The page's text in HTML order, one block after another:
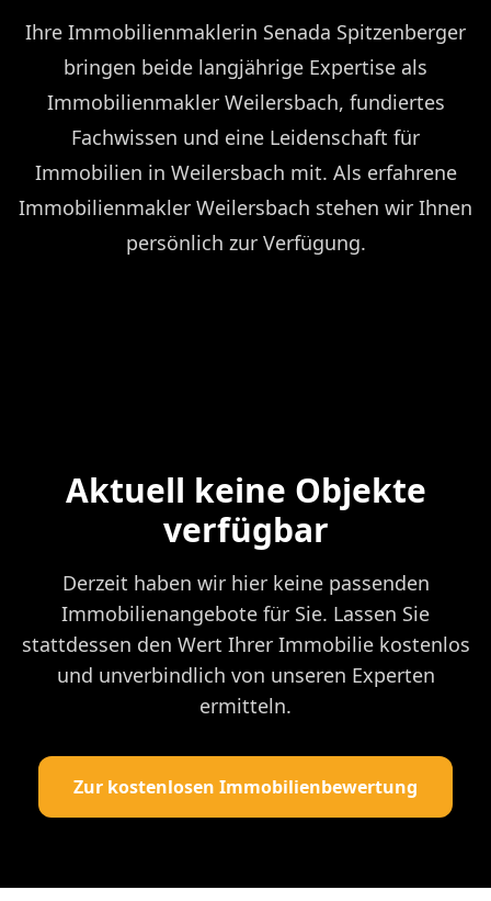
Ihre Immobilienmaklerin Senada Spitzenberger
bringen beide langjährige Expertise als
Immobilienmakler Weilersbach, fundiertes
Fachwissen und eine Leidenschaft für
Immobilien in Weilersbach mit. Als erfahrene
Immobilienmakler Weilersbach stehen wir Ihnen
persönlich zur Verfügung.
Aktuell keine Objekte
verfügbar
Derzeit haben wir hier keine passenden
Immobilienangebote für Sie. Lassen Sie
stattdessen den Wert Ihrer Immobilie kostenlos
und unverbindlich von unseren Experten
ermitteln.
Zur kostenlosen Immobilienbewertung